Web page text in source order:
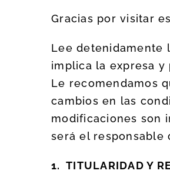
Gracias por visitar
Lee detenidamente
implica la expresa
Le recomendamos
cambios en las
modificaciones son
será el responsable
1. TITULARIDAD Y